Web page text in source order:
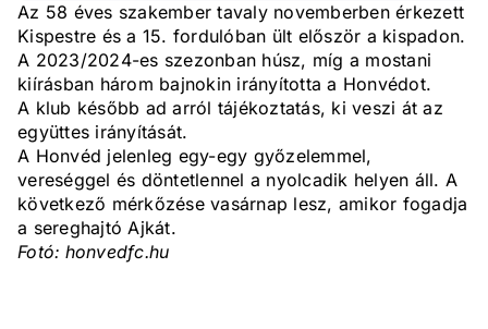
Az 58 éves szakember tavaly novemberben érkezett
Kispestre és a 15. fordulóban ült először a kispadon.
A 2023/2024-es szezonban húsz, míg a mostani
kiírásban három bajnokin irányította a Honvédot.
A klub később ad arról tájékoztatás, ki veszi át az
együttes irányítását.
A Honvéd jelenleg egy-egy győzelemmel,
vereséggel és döntetlennel a nyolcadik helyen áll. A
következő mérkőzése vasárnap lesz, amikor fogadja
a sereghajtó Ajkát.
Fotó: honvedfc.hu